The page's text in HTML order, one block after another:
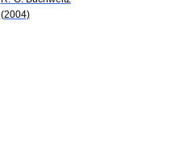
(2004)